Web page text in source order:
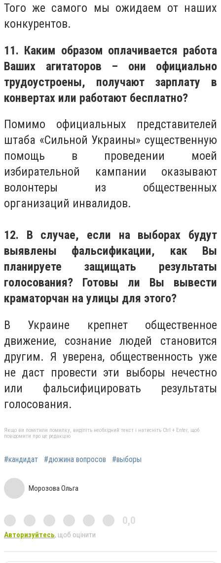
Того же самого мы ожидаем от наших
конкурентов.
11. Каким образом оплачивается работа
Ваших агитаторов – они официально
трудоустроены, получают зарплату в
конвертах или работают бесплатно?
Помимо официальных представителей
штаба «Сильной Украины» существенную
помощь в проведении моей
избирательной кампании оказывают
волонтеры из общественных
организаций инвалидов.
12. В случае, если на выборах будут
выявлены фальсификации, как Вы
планируете защищать результаты
голосования? Готовы ли Вы вывести
краматорчан на улицы для этого?
В Украине крепнет общественное
движение, сознание людей становится
другим. Я уверена, общественность уже
не даст провести эти выборы нечестно
или фальсифицировать результаты
голосования.
Якщо ви помітили помилку, виділіть необхідний текст і натисніть Ctrl + Enter, щоб
повідомити про це редакцію
#кандидат #дюжина вопросов #выборы
Морозова Ольга
0,0
Авторизуйтесь, щоб оцінити